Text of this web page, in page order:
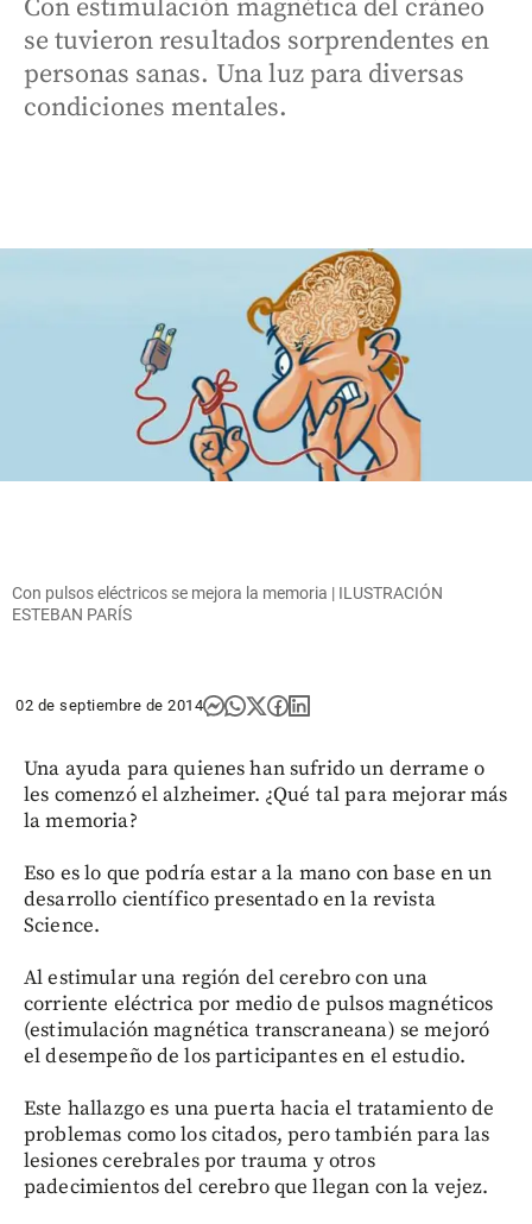
Con estimulación magnética del cráneo
se tuvieron resultados sorprendentes en
personas sanas. Una luz para diversas
condiciones mentales.
Con pulsos eléctricos se mejora la memoria | ILUSTRACIÓN
ESTEBAN PARÍS
02 de septiembre de 2014
Una ayuda para quienes han sufrido un derrame o
les comenzó el alzheimer. ¿Qué tal para mejorar más
la memoria?
Eso es lo que podría estar a la mano con base en un
desarrollo científico presentado en la revista
Science.
Al estimular una región del cerebro con una
corriente eléctrica por medio de pulsos magnéticos
(estimulación magnética transcraneana) se mejoró
el desempeño de los participantes en el estudio.
Este hallazgo es una puerta hacia el tratamiento de
problemas como los citados, pero también para las
lesiones cerebrales por trauma y otros
padecimientos del cerebro que llegan con la vejez.